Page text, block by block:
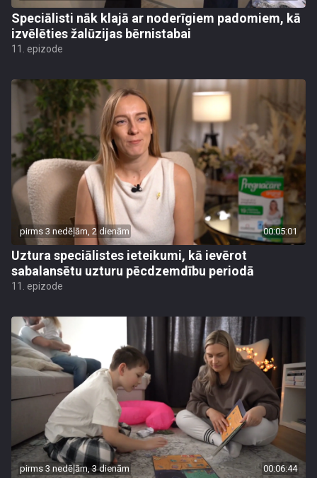
Speciālisti nāk klajā ar noderīgiem padomiem, kā
izvēlēties žalūzijas bērnistabai
11. epizode
pirms 3 nedēļām, 2 dienām 00:05:01
Uztura speciālistes ieteikumi, kā ievērot
sabalansētu uzturu pēcdzemdību periodā
11. epizode
pirms 3 nedēļām, 3 dienām 00:06:44